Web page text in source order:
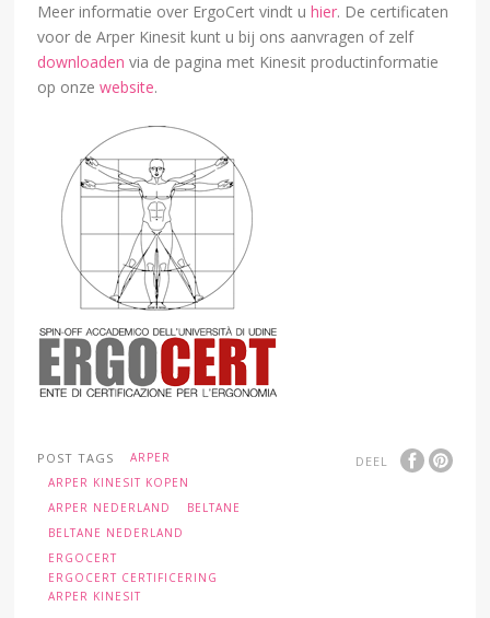
Meer informatie over ErgoCert vindt uhier. De certificaten
voor de Arper Kinesit kunt u bij ons aanvragen of zelf
downloaden via de pagina met Kinesit productinformatie
op onzewebsite.
DEEL
POST TAGS
ARPER
ARPER KINESIT KOPEN
ARPER NEDERLAND
BELTANE
BELTANE NEDERLAND
ERGOCERT
ERGOCERT CERTIFICERING
ARPER KINESIT